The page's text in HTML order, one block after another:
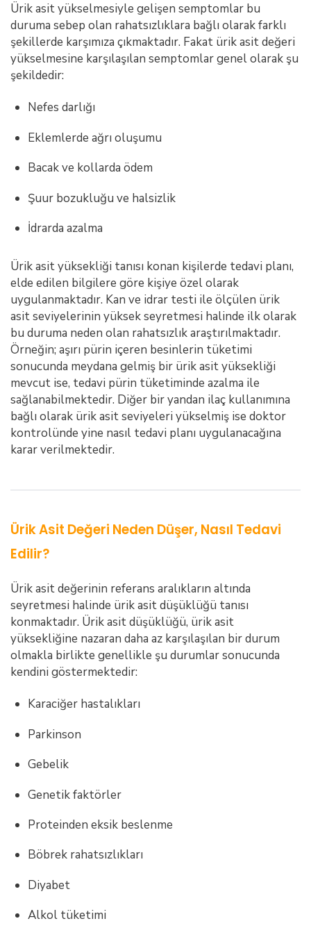
Ürik asit yükselmesiyle gelişen semptomlar bu
duruma sebep olan rahatsızlıklara bağlı olarak farklı
şekillerde karşımıza çıkmaktadır. Fakat ürik asit değeri
yükselmesine karşılaşılan semptomlar genel olarak şu
şekildedir:
Nefes darlığı
Eklemlerde ağrı oluşumu
Bacak ve kollarda ödem
Şuur bozukluğu ve halsizlik
İdrarda azalma
Ürik asit yüksekliği tanısı konan kişilerde tedavi planı,
elde edilen bilgilere göre kişiye özel olarak
uygulanmaktadır. Kan ve idrar testi ile ölçülen ürik
asit seviyelerinin yüksek seyretmesi halinde ilk olarak
bu duruma neden olan rahatsızlık araştırılmaktadır.
Örneğin; aşırı pürin içeren besinlerin tüketimi
sonucunda meydana gelmiş bir ürik asit yüksekliği
mevcut ise, tedavi pürin tüketiminde azalma ile
sağlanabilmektedir. Diğer bir yandan ilaç kullanımına
bağlı olarak ürik asit seviyeleri yükselmiş ise doktor
kontrolünde yine nasıl tedavi planı uygulanacağına
karar verilmektedir.
Ürik Asit Değeri Neden Düşer, Nasıl Tedavi
Edilir?
Ürik asit değerinin referans aralıkların altında
seyretmesi halinde ürik asit düşüklüğü tanısı
konmaktadır. Ürik asit düşüklüğü, ürik asit
yüksekliğine nazaran daha az karşılaşılan bir durum
olmakla birlikte genellikle şu durumlar sonucunda
kendini göstermektedir:
Karaciğer hastalıkları
Parkinson
Gebelik
Genetik faktörler
Proteinden eksik beslenme
Böbrek rahatsızlıkları
Diyabet
Alkol tüketimi